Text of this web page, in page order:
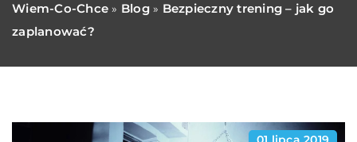
Wiem-Co-Chce » Blog» Bezpieczny trening – jak go
zaplanować?